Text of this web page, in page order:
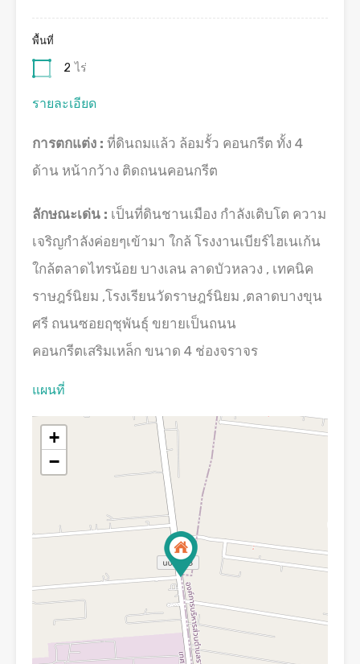
พื้นที่
2 ไร่
รายละเอียด
การตกแต่ง : ที่ดินถมแล้ว ล้อมรั้ว คอนกรีต ทั้ง 4
ด้าน หน้ากว้าง ติดถนนคอนกรีต
ลักษณะเด่น : เป็นที่ดินชานเมือง กำลังเติบโต ความ
เจริญกำลังค่อยๆเข้ามา ใกล้ โรงงานเบียร์ไฮเนเก้น
ใกล้ตลาดไทรน้อย บางเลน ลาดบัวหลวง , เทคนิค
ราษฎร์นิยม ,โรงเรียนวัดราษฎร์นิยม ,ตลาดบางขุน
ศรี ถนนซอยฤชุพันธุ์ ขยายเป็นถนน
คอนกรีตเสริมเหล็ก ขนาด 4 ช่องจราจร
แผนที่
+
−